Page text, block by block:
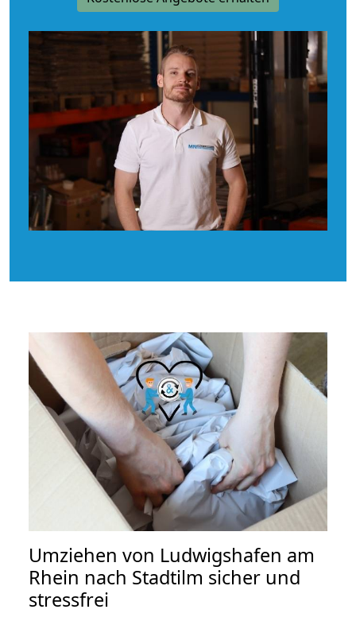
Umziehen von Ludwigshafen am
Rhein nach Stadtilm sicher und
stressfrei